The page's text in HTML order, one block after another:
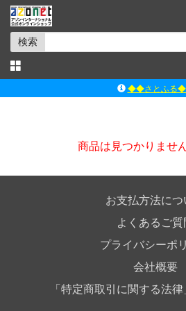
検索
◆◆さとふる
ｱｿﾞﾝｵﾝﾗｲﾝｼｮｯﾌﾟ
商品は見つかりませ
お支払方法につ
よくあるご質
プライバシーポ
会社概要
「特定商取引に関する法